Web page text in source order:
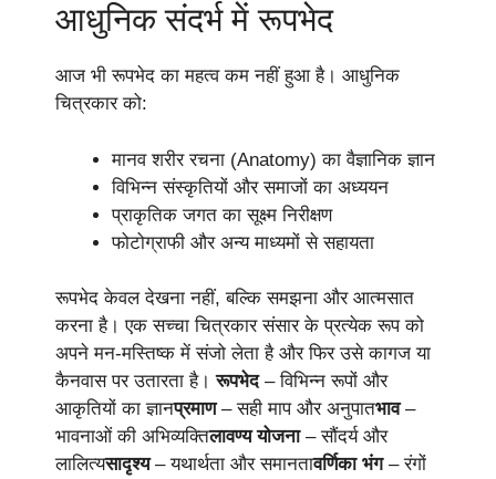
आधुनिक संदर्भ में रूपभेद
आज भी रूपभेद का महत्व कम नहीं हुआ है। आधुनिक
चित्रकार को:
मानव शरीर रचना (Anatomy) का वैज्ञानिक ज्ञान
विभिन्न संस्कृतियों और समाजों का अध्ययन
प्राकृतिक जगत का सूक्ष्म निरीक्षण
फोटोग्राफी और अन्य माध्यमों से सहायता
रूपभेद केवल देखना नहीं, बल्कि समझना और आत्मसात
करना है। एक सच्चा चित्रकार संसार के प्रत्येक रूप को
अपने मन-मस्तिष्क में संजो लेता है और फिर उसे कागज या
कैनवास पर उतारता है।रूपभेद– विभिन्न रूपों और
आकृतियों का ज्ञानप्रमाण– सही माप और अनुपातभाव–
भावनाओं की अभिव्यक्तिलावण्य योजना– सौंदर्य और
लालित्यसादृश्य– यथार्थता और समानतावर्णिका भंग– रंगों